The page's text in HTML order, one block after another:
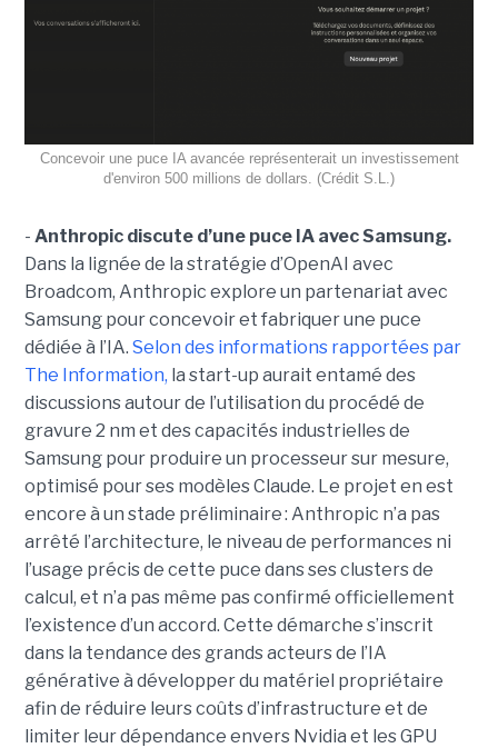
Concevoir une puce IA avancée représenterait un investissement
d'environ 500 millions de dollars. (Crédit S.L.)
- Anthropic discute d’une puce IA avec Samsung.
Dans la lignée de la stratégie d’OpenAI avec
Broadcom, Anthropic explore un partenariat avec
Samsung pour concevoir et fabriquer une puce
dédiée à l’IA. Selon des informations rapportées par
The Information, la start-up aurait entamé des
discussions autour de l’utilisation du procédé de
gravure 2 nm et des capacités industrielles de
Samsung pour produire un processeur sur mesure,
optimisé pour ses modèles Claude. Le projet en est
encore à un stade préliminaire : Anthropic n’a pas
arrêté l’architecture, le niveau de performances ni
l’usage précis de cette puce dans ses clusters de
calcul, et n’a pas même pas confirmé officiellement
l’existence d’un accord. Cette démarche s’inscrit
dans la tendance des grands acteurs de l’IA
générative à développer du matériel propriétaire
afin de réduire leurs coûts d’infrastructure et de
limiter leur dépendance envers Nvidia et les GPU